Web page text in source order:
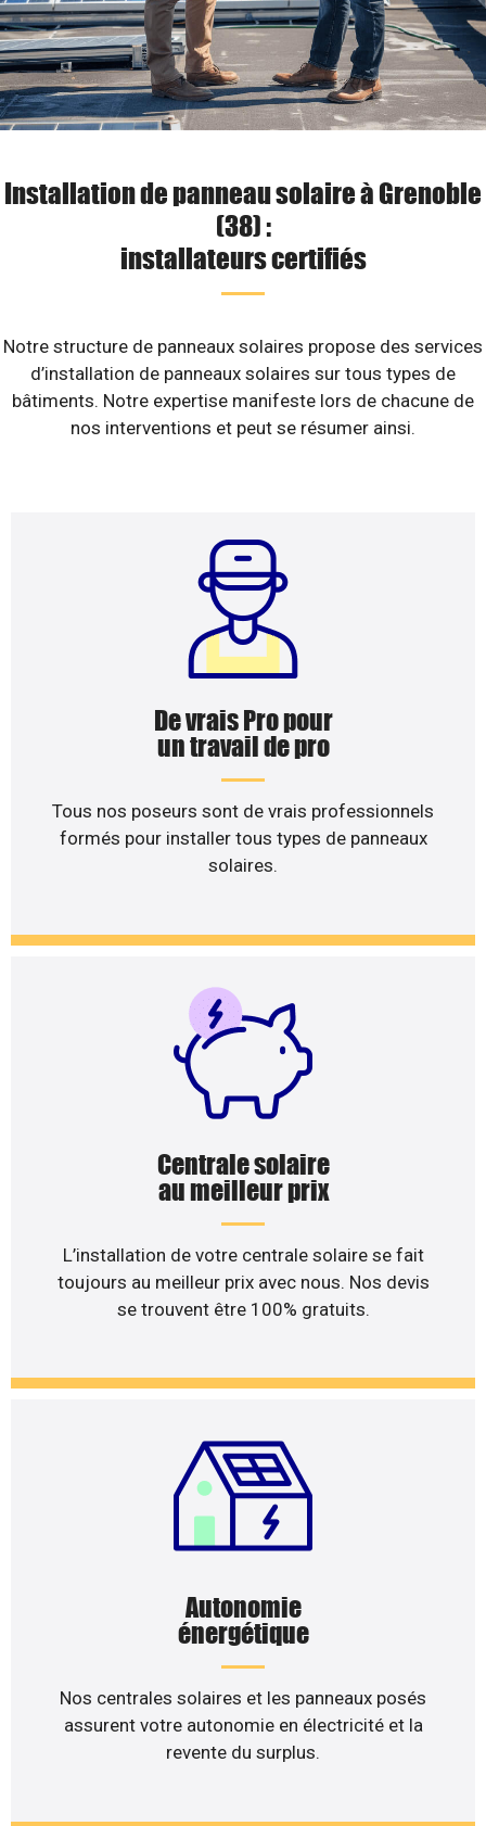
Installation de panneau solaire à Grenoble
(38) :
installateurs certifiés
Notre structure de panneaux solaires propose des services
d’installation de panneaux solaires sur tous types de
bâtiments. Notre expertise manifeste lors de chacune de
nos interventions et peut se résumer ainsi.
De vrais Pro pour
un travail de pro
Tous nos poseurs sont de vrais professionnels
formés pour installer tous types de panneaux
solaires.
Centrale solaire
au meilleur prix
L’installation de votre centrale solaire se fait
toujours au meilleur prix avec nous. Nos devis
se trouvent être 100% gratuits.
Autonomie
énergétique
Nos centrales solaires et les panneaux posés
assurent votre autonomie en électricité et la
revente du surplus.